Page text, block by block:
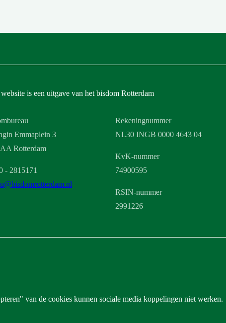
is een uitgave van het bisdom Rotterdam
Emmaplein 3
Rotterdam
- 2815171
Rekeningnummer
NL30 INGB 0000 4643 04
KvK-nummer
74900595
RSIN-nummer
2991226
van de cookies kunnen sociale media koppelingen niet werken.